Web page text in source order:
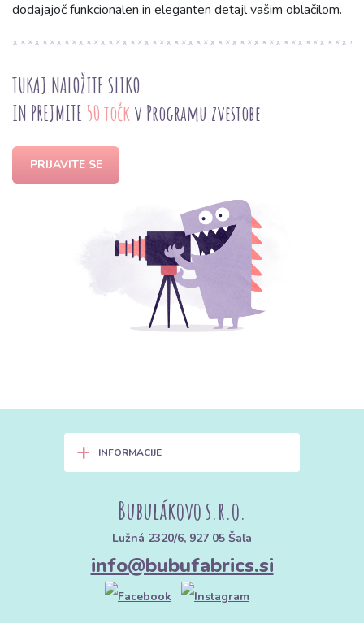
dodajajoč funkcionalen in eleganten detajl vašim oblačilom.
TUKAJ NALOŽITE SLIKO
IN PREJMITE 50 točk v Programu zvestobe
PRIJAVITE SE
+ INFORMACIJE
Bubulákovo s.r.o.
Lužná 2320/6, 927 05 Šaľa
info@bubufabrics.si